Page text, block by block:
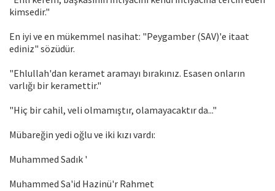
kimsedir."
En iyi ve en mükemmel nasihat: "Peygamber (SAV)'e itaat
ediniz" sözüdür.
"Ehlullah'dan keramet aramayı bırakınız. Esasen onların
varlığı bir keramettir."
"Hiç bir cahil, veli olmamıştır, olamayacaktır da..."
Mübareğin yedi oğlu ve iki kızı vardı:
Muhammed Sadık '
Muhammed Sa'id Hazinü'r Rahmet